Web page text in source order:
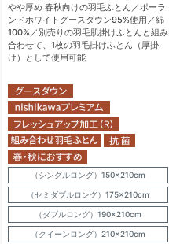
やや厚め 春秋向けの羽毛ふとん／ポーラ
ンドホワイトグースダウン95%使用／綿
100%／別売りの羽毛肌掛けふとんと組み
合わせて、1枚の羽毛掛けふとん（厚掛
け）として使用可能
（シングルロング）150×210cm
（セミダブルロング）175×210cm
（ダブルロング）190×210cm
（クイーンロング）210×210cm